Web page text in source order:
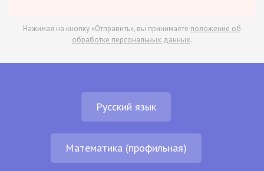
Нажимая на кнопку «Отправить», вы принимаете положение об
обработке персональных данных.
Русский язык
Математика (профильная)